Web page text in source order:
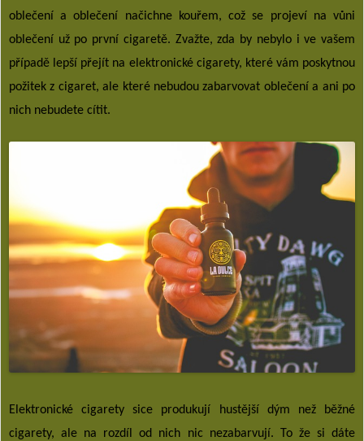
oblečení a oblečení načichne kouřem, což se projeví na vůni
oblečení už po první cigaretě. Zvažte, zda by nebylo i ve vašem
případě lepší přejít na elektronické cigarety, které vám poskytnou
požitek z cigaret, ale které nebudou zabarvovat oblečení a ani po
nich nebudete cítit.
Elektronické cigarety sice produkují hustější dým než běžné
cigarety, ale na rozdíl od nich nic nezabarvují. To že si dáte